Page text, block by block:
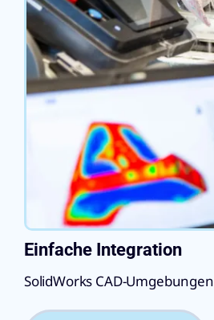
Einfache Integration
SolidWorks CAD-Umgebungen